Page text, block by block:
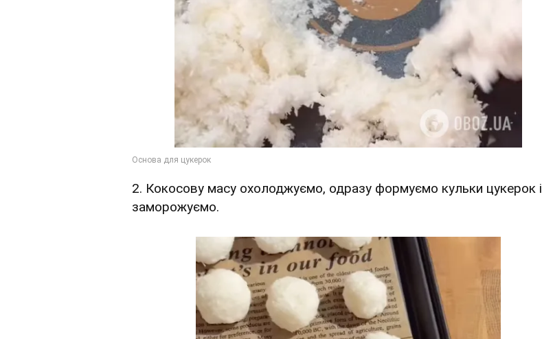
2. Кокосову масу охолоджуємо, одразу формуємо кульки цукерок і
заморожуємо.